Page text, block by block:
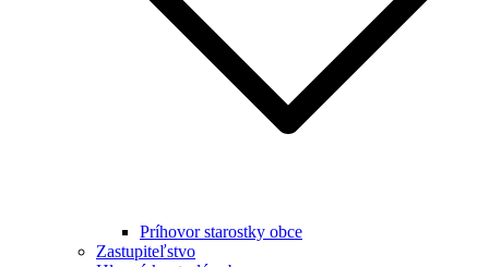
Príhovor starostky obce
Zastupiteľstvo